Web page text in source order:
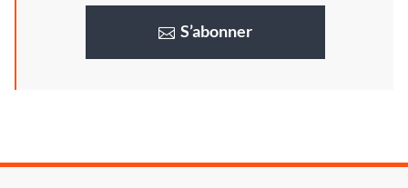
S’abonner